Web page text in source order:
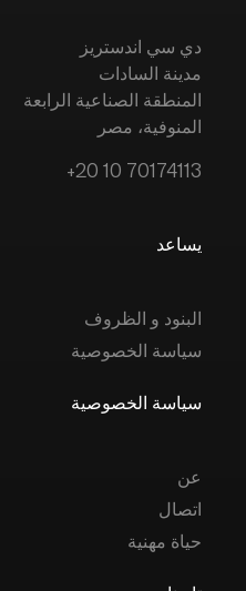
دي سي اندستريز
مدينة السادات
المنطقة الصناعية الرابعة
المنوفية، مصر
+20 10 70174113
يساعد
البنود و الظروف
سياسة الخصوصية
سياسة الخصوصية
عن
اتصال
حياة مهنية